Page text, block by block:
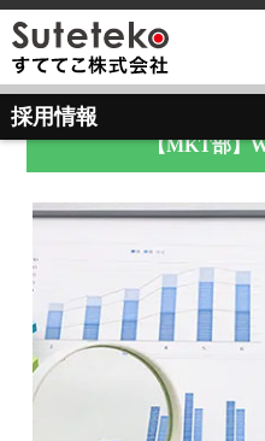
採用情報
【MKT部】